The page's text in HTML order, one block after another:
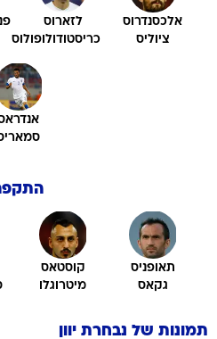
אלכסנדרוס
ציוליס
לזארוס
כריסטודולופולוס
תאופניס
גקאס
קוסטאס
מיטרוגלו
תמונות של נבחרת יוון